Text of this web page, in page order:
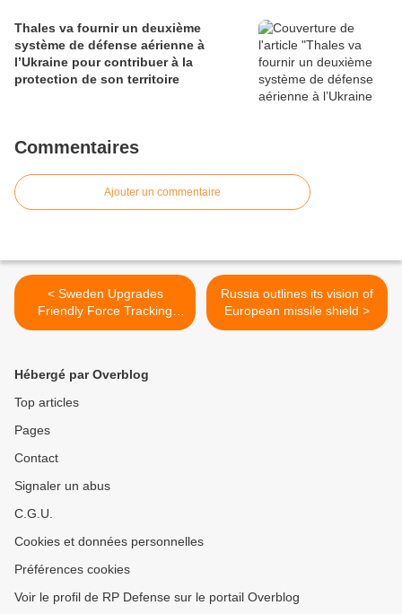
Thales va fournir un deuxième
système de défense aérienne à
l’Ukraine pour contribuer à la
protection de son territoire
Commentaires
Ajouter un commentaire
< Sweden Upgrades
Friendly Force Tracking
Capabilities
Russia outlines its vision of
European missile shield >
Hébergé par Overblog
Top articles
Pages
Contact
Signaler un abus
C.G.U.
Cookies et données personnelles
Préférences cookies
Voir le profil de RP Defense sur le portail Overblog